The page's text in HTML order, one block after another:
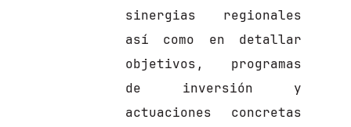
sinergias regionales
así como en detallar
objetivos, programas
de inversión y
actuaciones concretas